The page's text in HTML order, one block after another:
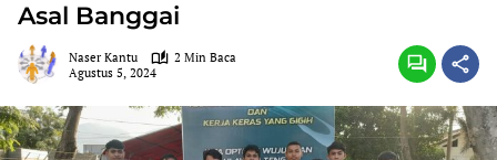
Asal Banggai
Naser Kantu
2 Min Baca
Agustus 5, 2024